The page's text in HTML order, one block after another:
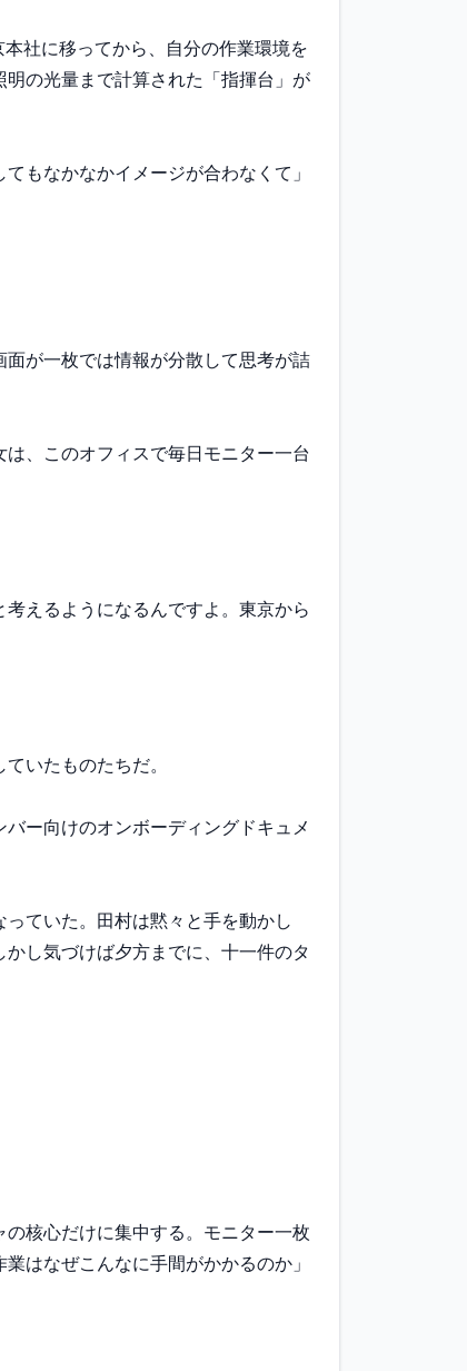
社に移ってから、自分の作業環境を
の光量まで計算された「指揮台」が
もなかなかイメージが合わなくて」
が一枚では情報が分散して思考が詰
、このオフィスで毎日モニター一台
えるようになるんですよ。東京から
いたものたちだ。
ー向けのオンボーディングドキュメ
ていた。田村は黙々と手を動かし
し気づけば夕方までに、十一件のタ
核心だけに集中する。モニター一枚
はなぜこんなに手間がかかるのか」